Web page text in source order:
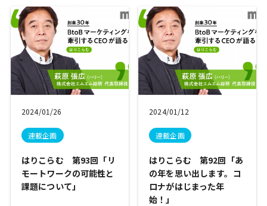
2024/01/26
連載企画
はりこらむ 第93回「リ
モートワークの可能性と
課題について」
2024/01/12
連載企画
はりこらむ 第92回「あ
の年を思い出します。コ
ロナがはじまった年
始！」